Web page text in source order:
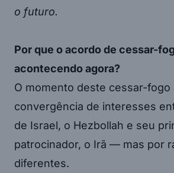
o futuro.
Por que o acordo de cessar-
acontecendo agora?
O momento deste cessar-fogo
convergência de interesses
de Israel, o Hezbollah e seu
patrocinador, o Irã — mas por
diferentes.